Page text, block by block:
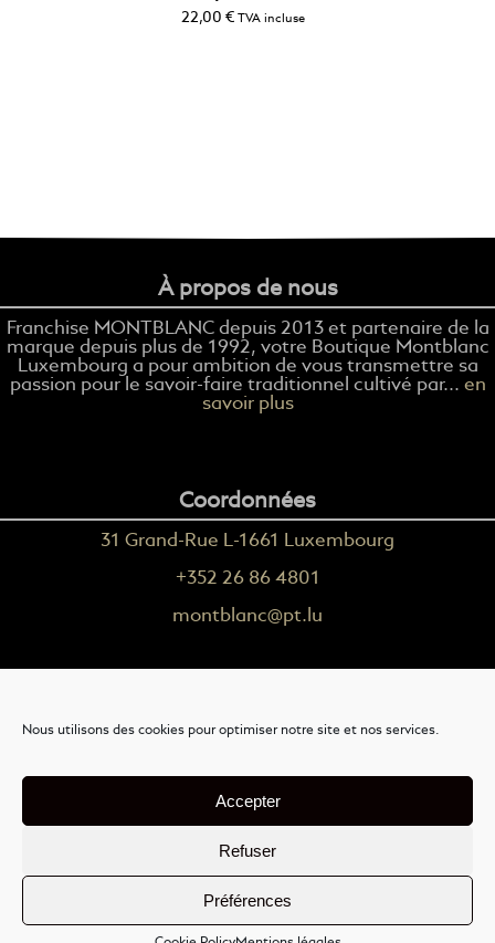
Nous utilisons des cookies pour optimiser notre site et nos services.
Accepter
Refuser
Préférences
22,00 € TVA incluse
À propos de nous
Franchise MONTBLANC depuis 2013 et partenaire de la
marque depuis plus de 1992, votre Boutique Montblanc
Luxembourg a pour ambition de vous transmettre sa
passion pour le savoir-faire traditionnel cultivé par... en
savoir plus
Coordonnées
31 Grand-Rue L-1661 Luxembourg
+352 26 86 4801
montblanc@pt.lu
Mention légales